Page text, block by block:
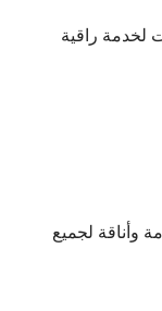
لخدمة راقية
وأناقة لجميع